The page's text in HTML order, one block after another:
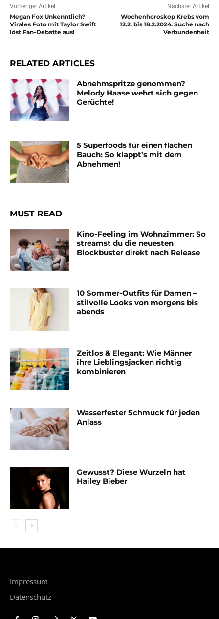
Vorheriger Artikel
Megan Fox Unkenntlich?
Virales Foto mit Taylor Swift
löst Fan-Debatte aus!
Nächster Artikel
Wochenhoroskop Krebs vom
12.2. bis 18.2.2024: Suche nach
Verbundenheit
RELATED ARTICLES
Abnehmspritze genommen?
Melody Haase wehrt sich gegen
Gerüchte!
5 Superfoods für einen flachen
Bauch: So klappt’s mit dem
Abnehmen!
MUST READ
Kino-Feeling im Wohnzimmer: So
streamst du die neuesten
Blockbuster direkt nach Release
10 Sommer-Outfits für Damen –
stilvolle Looks von morgens bis
abends
Zeitlos & Elegant: Wie Männer
ihre Lieblingsjacken richtig
kombinieren
Wasserfester Schmuck für jeden
Anlass
Gewusst? Diese Wurzeln hat
Hailey Bieber
Impressum
Datenschutz